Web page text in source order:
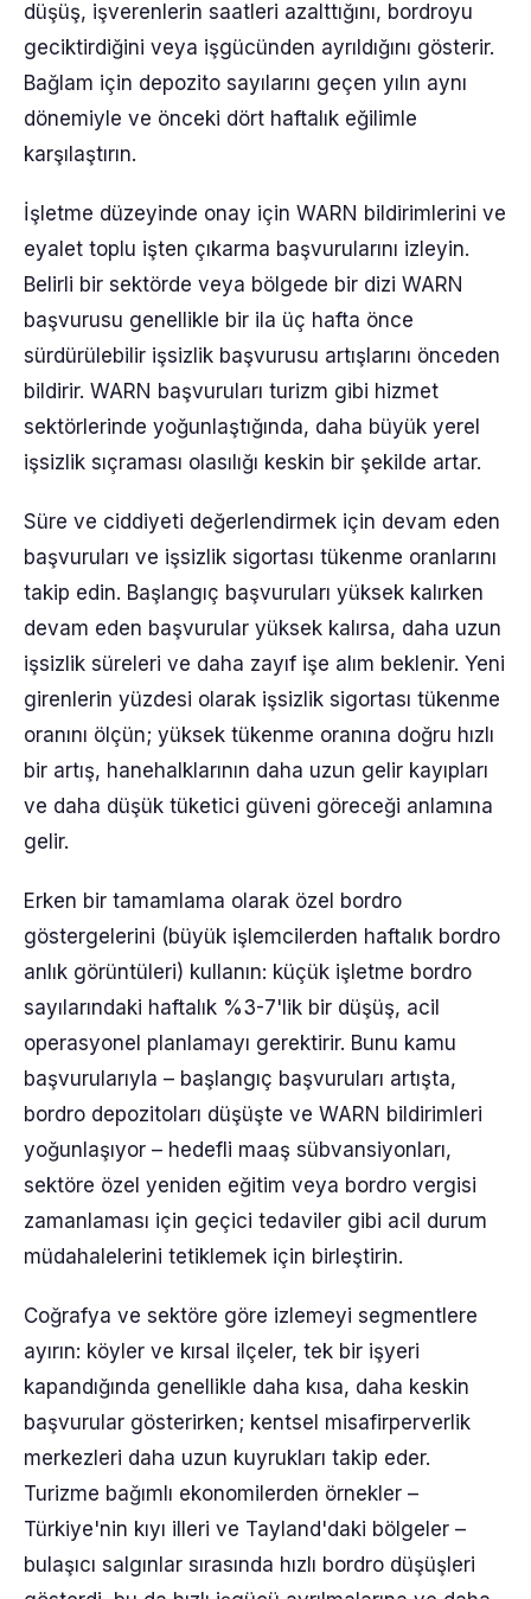
düşüş, işverenlerin saatleri azalttığını, bordroyu
geciktirdiğini veya işgücünden ayrıldığını gösterir.
Bağlam için depozito sayılarını geçen yılın aynı
dönemiyle ve önceki dört haftalık eğilimle
karşılaştırın.
İşletme düzeyinde onay için WARN bildirimlerini ve
eyalet toplu işten çıkarma başvurularını izleyin.
Belirli bir sektörde veya bölgede bir dizi WARN
başvurusu genellikle bir ila üç hafta önce
sürdürülebilir işsizlik başvurusu artışlarını önceden
bildirir. WARN başvuruları turizm gibi hizmet
sektörlerinde yoğunlaştığında, daha büyük yerel
işsizlik sıçraması olasılığı keskin bir şekilde artar.
Süre ve ciddiyeti değerlendirmek için devam eden
başvuruları ve işsizlik sigortası tükenme oranlarını
takip edin. Başlangıç başvuruları yüksek kalırken
devam eden başvurular yüksek kalırsa, daha uzun
işsizlik süreleri ve daha zayıf işe alım beklenir. Yeni
girenlerin yüzdesi olarak işsizlik sigortası tükenme
oranını ölçün; yüksek tükenme oranına doğru hızlı
bir artış, hanehalklarının daha uzun gelir kayıpları
ve daha düşük tüketici güveni göreceği anlamına
gelir.
Erken bir tamamlama olarak özel bordro
göstergelerini (büyük işlemcilerden haftalık bordro
anlık görüntüleri) kullanın: küçük işletme bordro
sayılarındaki haftalık %3-7'lik bir düşüş, acil
operasyonel planlamayı gerektirir. Bunu kamu
başvurularıyla – başlangıç başvuruları artışta,
bordro depozitoları düşüşte ve WARN bildirimleri
yoğunlaşıyor – hedefli maaş sübvansiyonları,
sektöre özel yeniden eğitim veya bordro vergisi
zamanlaması için geçici tedaviler gibi acil durum
müdahalelerini tetiklemek için birleştirin.
Coğrafya ve sektöre göre izlemeyi segmentlere
ayırın: köyler ve kırsal ilçeler, tek bir işyeri
kapandığında genellikle daha kısa, daha keskin
başvurular gösterirken; kentsel misafirperverlik
merkezleri daha uzun kuyrukları takip eder.
Turizme bağımlı ekonomilerden örnekler –
Türkiye'nin kıyı illeri ve Tayland'daki bölgeler –
bulaşıcı salgınlar sırasında hızlı bordro düşüşleri